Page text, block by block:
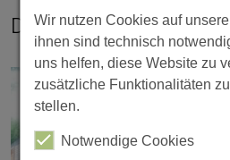
Den eigenen Garten
Wir nutzen Cookies auf
ihnen sind technisch
uns helfen, diese Website zu
zusätzliche Funktionalitäten
stellen.
Notwendige Cookies
Haushaltswaren
Leuchten + Elektro
Baustoffe
Holz im Garten
Handwerker-Vermittlung
Anhänger-Verleih
Lieferservice